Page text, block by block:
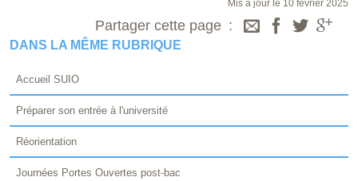
Mis à jour le 10 février 2025
Partager cette page
DANS LA MÊME RUBRIQUE
Accueil SUIO
Préparer son entrée à l'université
Réorientation
Journées Portes Ouvertes post-bac